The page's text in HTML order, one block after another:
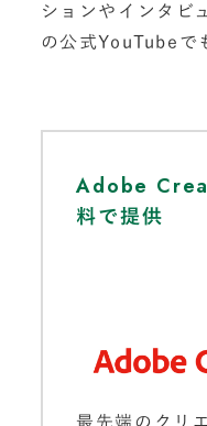
ションやインタビ
の公式YouTubeで
Adobe
料で提供
最先端のクリ